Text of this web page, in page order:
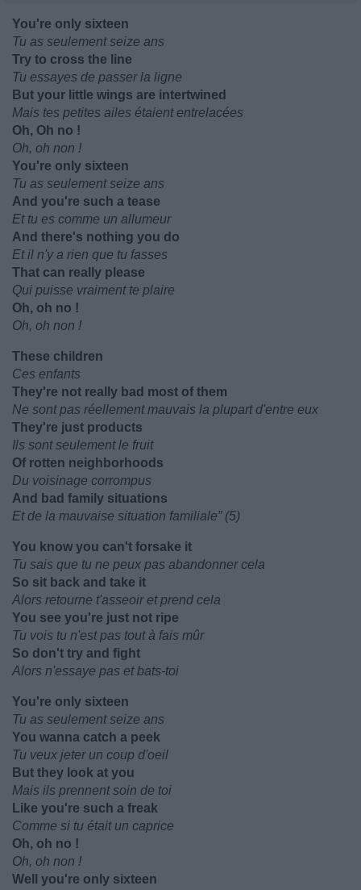
You're only sixteen
Tu as seulement seize ans
Try to cross the line
Tu essayes de passer la ligne
But your little wings are intertwined
Mais tes petites ailes étaient entrelacées
Oh, Oh no !
Oh, oh non !
You're only sixteen
Tu as seulement seize ans
And you're such a tease
Et tu es comme un allumeur
And there's nothing you do
Et il n'y a rien que tu fasses
That can really please
Qui puisse vraiment te plaire
Oh, oh no !
Oh, oh non !
These children
Ces enfants
They're not really bad most of them
Ne sont pas réellement mauvais la plupart d'entre eux
They're just products
Ils sont seulement le fruit
Of rotten neighborhoods
Du voisinage corrompus
And bad family situations
Et de la mauvaise situation familiale” (5)
You know you can't forsake it
Tu sais que tu ne peux pas abandonner cela
So sit back and take it
Alors retourne t'asseoir et prend cela
You see you're just not ripe
Tu vois tu n'est pas tout à fais mûr
So don't try and fight
Alors n'essaye pas et bats-toi
You're only sixteen
Tu as seulement seize ans
You wanna catch a peek
Tu veux jeter un coup d'oeil
But they look at you
Mais ils prennent soin de toi
Like you're such a freak
Comme si tu était un caprice
Oh, oh no !
Oh, oh non !
Well you're only sixteen